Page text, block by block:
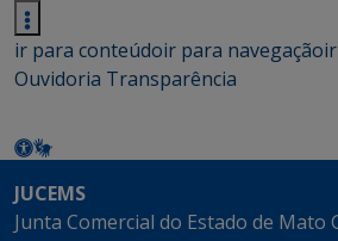
ir para conteúdoir para navegação
Ouvidoria Transparência
JUCEMS
Junta Comercial do Estado de Mato